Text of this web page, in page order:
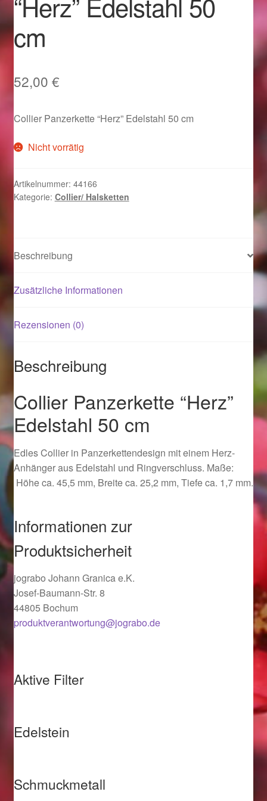
Im Gedenken an
Impressum
Karneval 2015 – Schmuck zu Fasching & Co.
Liefer- und Versandkosten
Magisches und Festliches zu Halloween
Magisches und Festliches zu Halloween 2021
Magisches und Festliches zu Halloween 2022
Mein Konto
Ostergeschenke finden für Ostern 2015
Ostergeschenke finden für Ostern 2016
Ostergeschenke finden für Ostern 2017
Ostergeschenke finden für Ostern 2018
Ostergeschenke finden für Ostern 2019
Ostergeschenke finden für Ostern 2020
Ostergeschenke finden für Ostern 2021
Partner
Startseite
cm
52,00 €
Collier Panzerkette “Herz” Edelstahl 50 cm
Nicht vorrätig
Artikelnummer: 44166
Kategorie: Collier/ Halsketten
Beschreibung
Zusätzliche Informationen
Rezensionen (0)
Beschreibung
Collier Panzerkette “Herz”
Edelstahl 50 cm
Edles Collier in Panzerkettendesign mit einem Herz-
Anhänger aus Edelstahl und Ringverschluss. Maße:
Höhe ca. 45,5 mm, Breite ca. 25,2 mm, Tiefe ca. 1,7 mm.
Informationen zur
Produktsicherheit
jograbo Johann Granica e.K.
Josef-Baumann-Str. 8
44805 Bochum
produktverantwortung@jograbo.de
Aktive Filter
Edelstein
Schmuckmetall